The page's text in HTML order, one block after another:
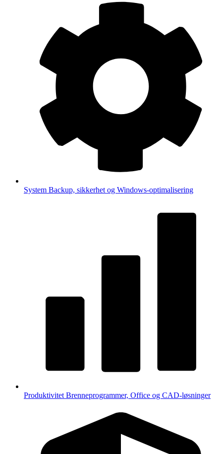
System Backup, sikkerhet og Windows-optimalisering
Produktivitet Brenneprogrammer, Office og CAD-løsninger